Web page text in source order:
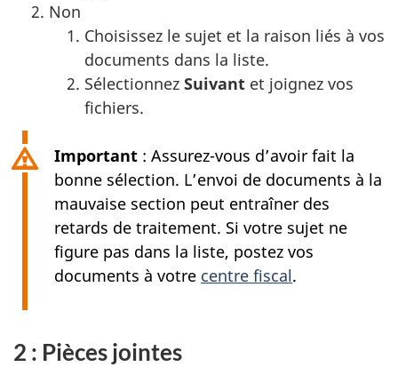
Non
Choisissez le sujet et la raison liés à vos
documents dans la liste.
Sélectionnez Suivant et joignez vos
fichiers.
Important : Assurez-vous d’avoir fait la
bonne sélection. L’envoi de documents à la
mauvaise section peut entraîner des
retards de traitement. Si votre sujet ne
figure pas dans la liste, postez vos
documents à votre centre fiscal.
2 : Pièces jointes